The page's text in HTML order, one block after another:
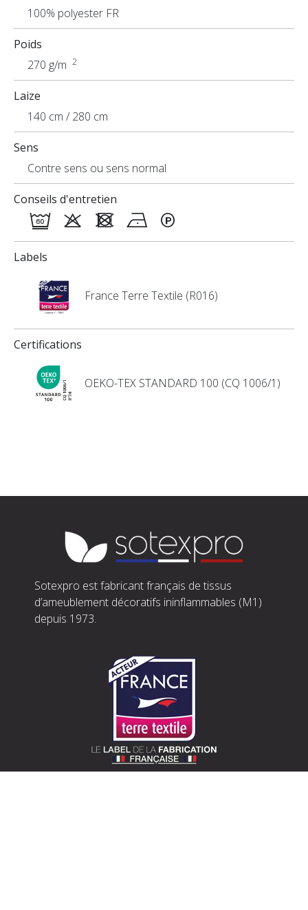
100% polyester FR
Poids
270 g/m 2
Laize
140 cm / 280 cm
Sens
Contre sens ou sens normal
Conseils d'entretien
Labels
France Terre Textile (R016)
Certifications
OEKO-TEX STANDARD 100 (CQ 1006/1)
Sotexpro est fabricant français de tissus
d’ameublement décoratifs ininflammables (M1)
depuis 1973.